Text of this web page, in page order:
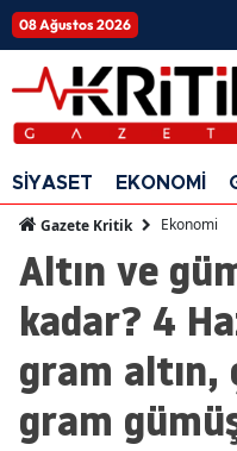
08 Ağustos 2026
SİYASET EKONOMİ
Gazete Kritik Ekonomi
Altın ve
kadar? 4
gram altın,
gram